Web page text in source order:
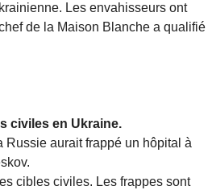
Les envahisseurs ont
de la Maison Blanche a qualifié
civiles en Ukraine.
aurait frappé un hôpital à
cibles civiles. Les frappes sont